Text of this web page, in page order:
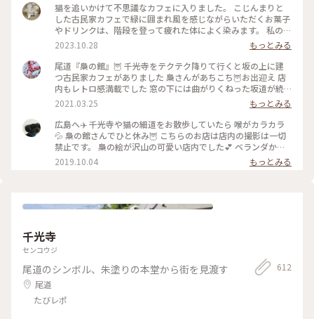
猫を追いかけて不思議なカフェに入りました。 こじんまりと
した古民家カフェで緑に囲まれ風を感じながらいただくお菓子
やドリンクは、階段を登って疲れた体によく染みます。 私の座
ったテーブル席は三毛猫の定位置らしく、相席させていただき
ました🐈 #私のことりっぷ旅 #秋さんぽ #古民家カフェ
2023.10.28
もっとみる
尾道『梟の館』🦉 千光寺をテクテク降りて行くと坂の上に建
つ古民家カフェがありました 梟さんがあちこち🦉お出迎え 店
内もレトロ感満載でした 窓の下には曲がりくねった坂道が続
いています 美味しいチーズケーキとホットみかん🍊をいただ
きました💕 #尾道 #尾道散策 #梟の館 #梟 #カフェ #尾道カフェ
#古民家カフェ #レトロ #瀬戸内 #瀬戸内海 #海の見える町 #広
島県 #わたしの旅 #雨女 #雨女の旅 #母娘旅
2021.03.25
もっとみる
広島へ✈️ 千光寺や猫の細道をお散歩していたら 喉がカラカラ
💦 梟の館さんでひと休み🦉 こちらのお店は店内の撮影は一切
禁止です。 梟の絵が沢山の可愛い店内でした💕 ベランダから
見える海もキラキラ綺麗✨ カボスサイダーを飲みながらボーっ
と眺める時間 最高に気持ちいい時間でした😊 ・ #ことりっぷ
2019.10.04 もっとみる
千光寺
センコウジ
尾道のシンボル、朱塗りの本堂から街を見渡す
尾道
たびレポ
612